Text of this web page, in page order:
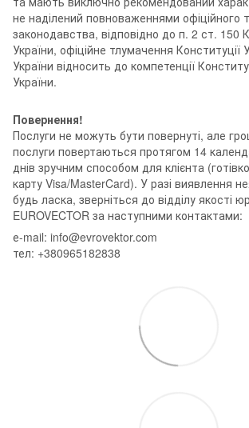
не наділений повноваженнями офіційного
законодавства, відповідно до п. 2 ст. 150
України, офіційне тлумачення Конституції
України відносить до компетенції
України.
Повернення!
Послуги не можуть бути повернуті, але
послуги повертаються протягом 14
днів зручним способом для клієнта
карту Visa/MasterCard). У разі виявлення
будь ласка, зверніться до відділу якості
EUROVECTOR за наступними контактами:
е-mail: info@evrovektor.com
тел: +380965182838